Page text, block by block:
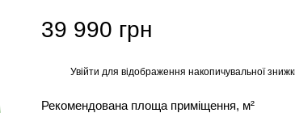
39 990 грн
Увійти для відображення накопичувальної
Рекомендована площа приміщення, м²